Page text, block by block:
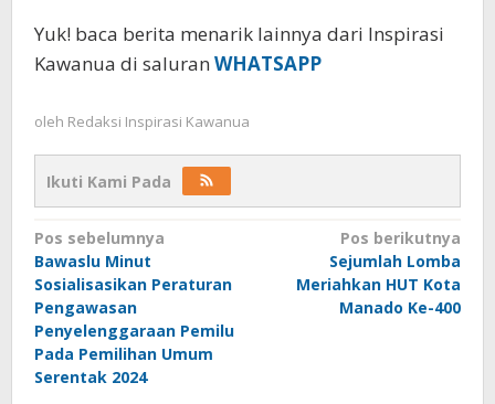
Yuk! baca berita menarik lainnya dari Inspirasi
Kawanua di saluran WHATSAPP
oleh Redaksi Inspirasi Kawanua
Ikuti Kami Pada
Navigasi
pos
Pos sebelumnya
Bawaslu Minut
Sosialisasikan Peraturan
Pengawasan
Penyelenggaraan Pemilu
Pada Pemilihan Umum
Serentak 2024
Pos berikutnya
Sejumlah Lomba
Meriahkan HUT Kota
Manado Ke-400